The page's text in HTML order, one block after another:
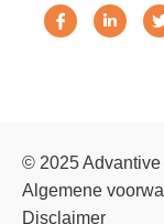
© 2025
Algemene
Disclaimer